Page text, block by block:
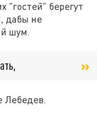
"гостей" берегут
дабы не
шум.
Лебедев.